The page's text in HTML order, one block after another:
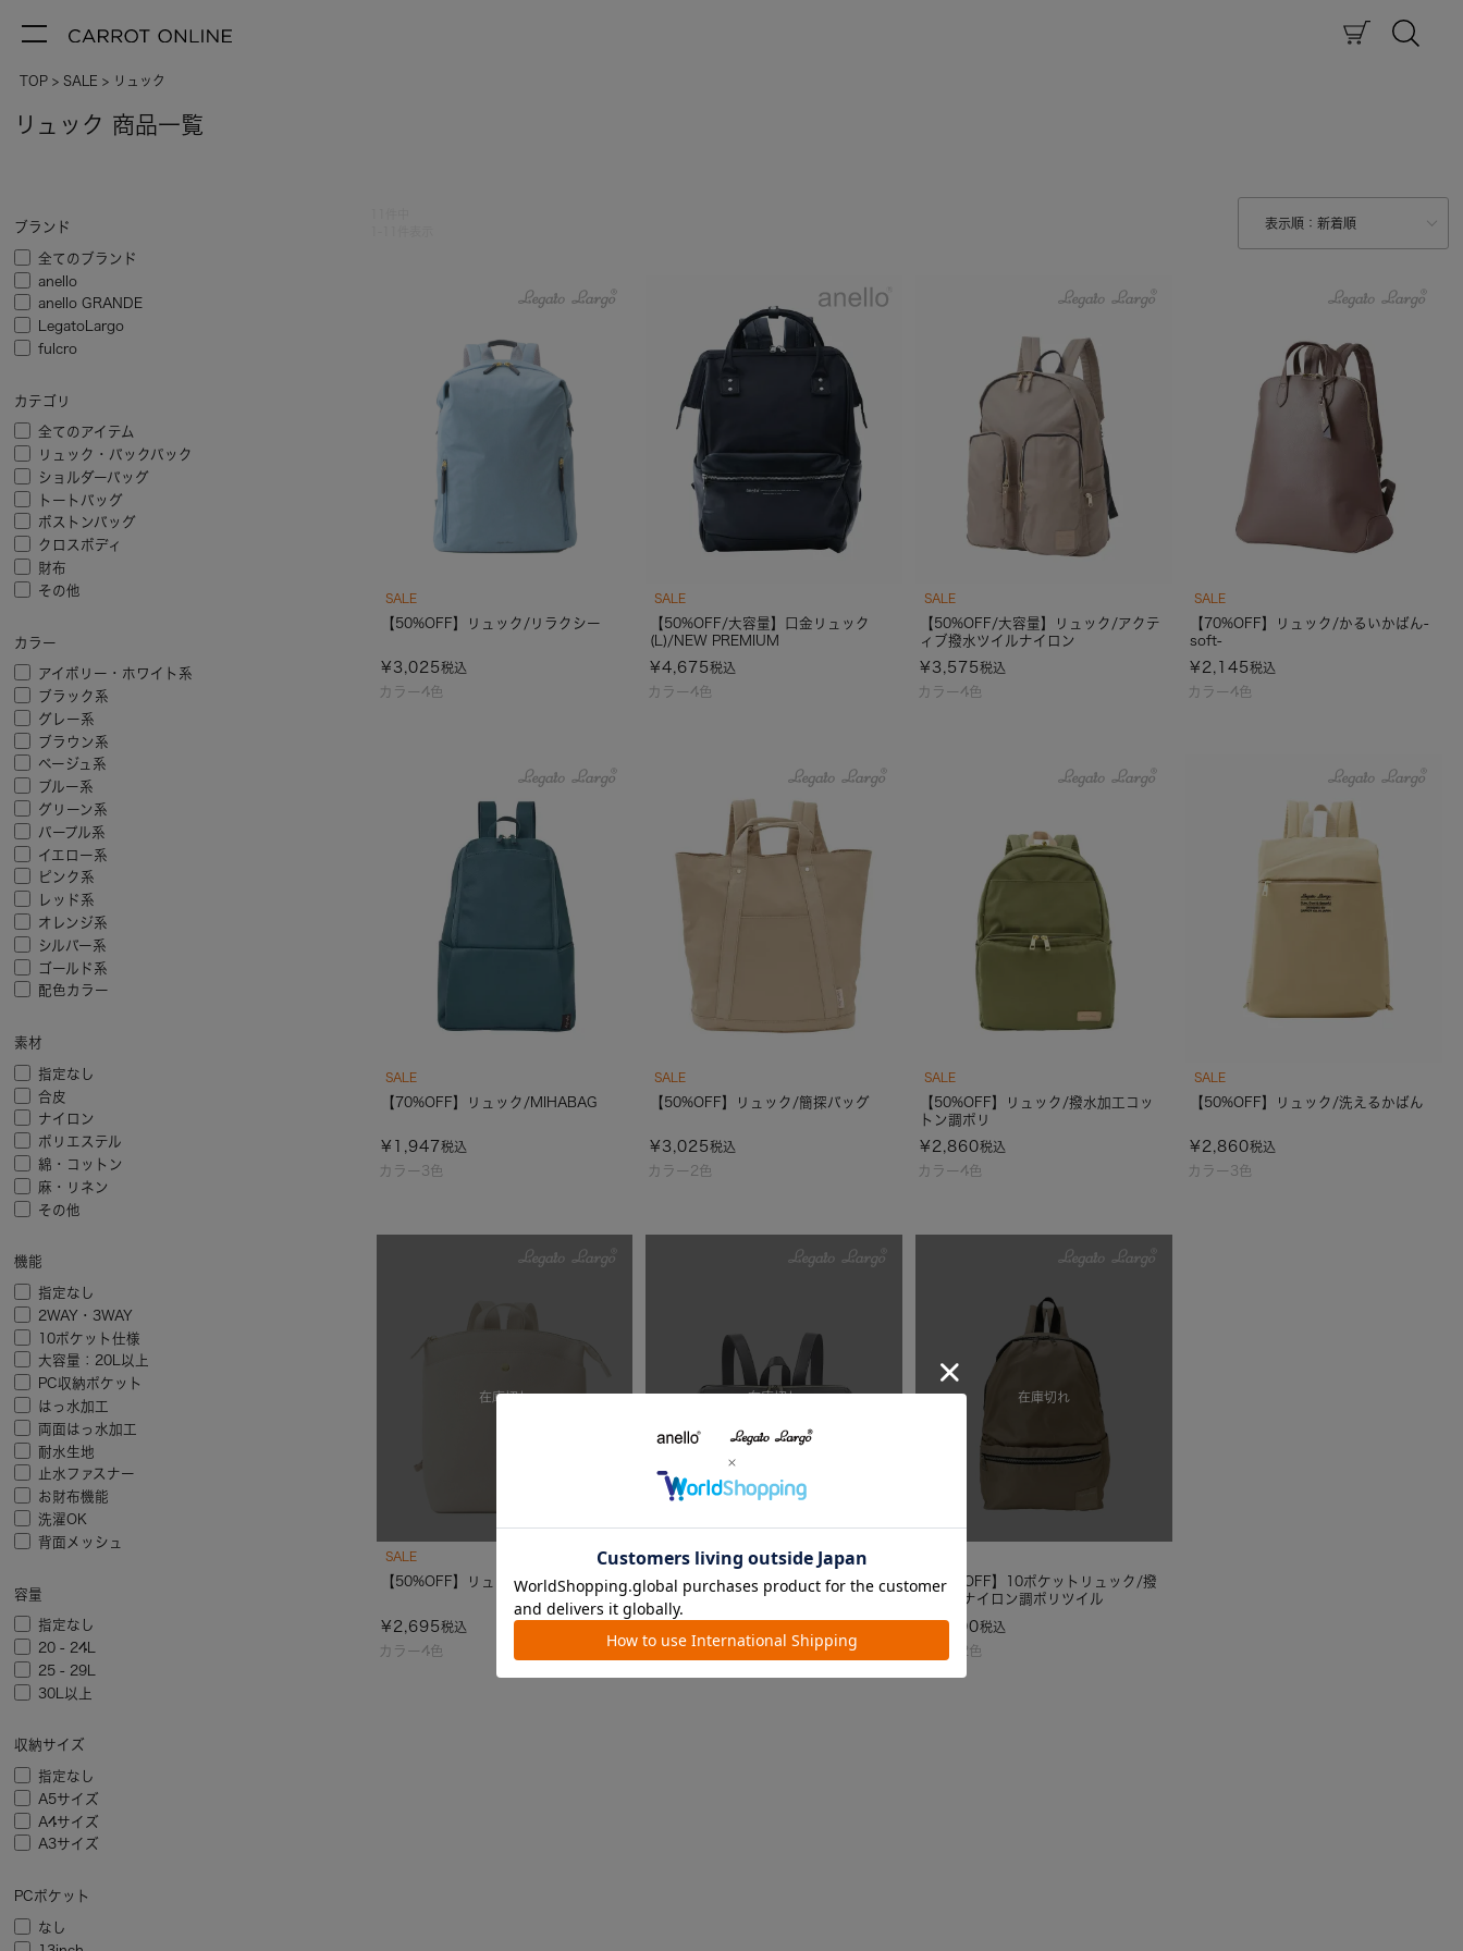
TOP SALE リュック
リュック 商品一覧
ブランド
全てのブランド
anello
anello GRANDE
LegatoLargo
fulcro
カテゴリ
全てのアイテム
リュック・バックパック
ショルダーバッグ
トートバッグ
ボストンバッグ
クロスボディ
財布
その他
カラー
アイボリー・ホワイト系
ブラック系
グレー系
ブラウン系
ベージュ系
ブルー系
グリーン系
パープル系
イエロー系
ピンク系
レッド系
オレンジ系
シルバー系
ゴールド系
配色カラー
素材
指定なし
合皮
ナイロン
ポリエステル
綿・コットン
麻・リネン
その他
機能
指定なし
2WAY・3WAY
10ポケット仕様
大容量：20L以上
PC収納ポケット
はっ水加工
両面はっ水加工
耐水生地
止水ファスナー
お財布機能
洗濯OK
背面メッシュ
容量
指定なし
20 - 24L
25 - 29L
30L以上
収納サイズ
指定なし
A5サイズ
A4サイズ
A3サイズ
PCポケット
なし
SALE
カラー4色
【50%OFF】リュック/リラクシー
¥ 3,025税込
SALE
カラー4色
【50%OFF/大容量】口金リュック
(L)/NEW PREMIUM
¥4,675税込
SALE
カラー4色
【50%OFF/大容量】リュック/アクテ
ィブ撥水ツイルナイロン
¥ 3,575税込
SALE
カラー4色
【70%OFF】リュック/かるいかばん-
soft-
¥ 2,145税込
SALE
カラー3色
【70%OFF】リュック/MIHABAG
¥ 1,947税込
SALE
カラー2色
【50%OFF】リュック/簡探バッグ
¥ 3,025税込
SALE
カラー4色
【50%OFF】リュック/撥水加工コッ
トン調ポリ
¥ 2,860税込
SALE
カラー3色
【50%OFF】リュック/洗えるかばん
¥ 2,860税込
SALE
カラー4色
【50%OFF】リュック/Curve
¥ 2,695税込
在庫切れ
SALE
カラー2色
【50%OFF】横型リュック/かるいか
在庫切れ
カラー2色
【66%OFF】10ポケットリュック/撥
水光沢ナイロン調ポリツイル
2,200税込
在庫切れ